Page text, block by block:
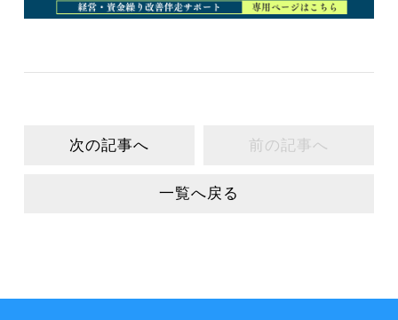
次の記事へ 前の記事へ
一覧へ戻る